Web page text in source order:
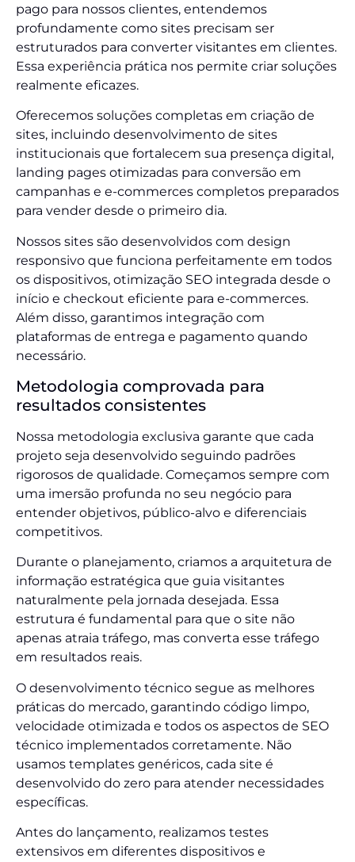
pago para nossos clientes, entendemos
profundamente como sites precisam ser
estruturados para converter visitantes em clientes.
Essa experiência prática nos permite criar soluções
realmente eficazes.
Oferecemos soluções completas em criação de
sites, incluindo desenvolvimento de sites
institucionais que fortalecem sua presença digital,
landing pages otimizadas para conversão em
campanhas e e-commerces completos preparados
para vender desde o primeiro dia.
Nossos sites são desenvolvidos com design
responsivo que funciona perfeitamente em todos
os dispositivos, otimização SEO integrada desde o
início e checkout eficiente para e-commerces.
Além disso, garantimos integração com
plataformas de entrega e pagamento quando
necessário.
Metodologia comprovada para
resultados consistentes
Nossa metodologia exclusiva garante que cada
projeto seja desenvolvido seguindo padrões
rigorosos de qualidade. Começamos sempre com
uma imersão profunda no seu negócio para
entender objetivos, público-alvo e diferenciais
competitivos.
Durante o planejamento, criamos a arquitetura de
informação estratégica que guia visitantes
naturalmente pela jornada desejada. Essa
estrutura é fundamental para que o site não
apenas atraia tráfego, mas converta esse tráfego
em resultados reais.
O desenvolvimento técnico segue as melhores
práticas do mercado, garantindo código limpo,
velocidade otimizada e todos os aspectos de SEO
técnico implementados corretamente. Não
usamos templates genéricos, cada site é
desenvolvido do zero para atender necessidades
específicas.
Antes do lançamento, realizamos testes
extensivos em diferentes dispositivos e